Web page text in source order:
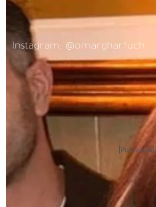
Instagram: @omargharfuch
[Publicidad]